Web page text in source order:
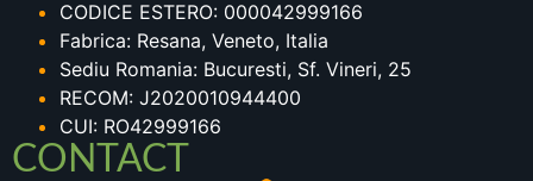
CODICE ESTERO: 000042999166
Fabrica: Resana, Veneto, Italia
Sediu Romania: Bucuresti, Sf. Vineri, 25
RECOM: J2020010944400
CUI: RO42999166
CONTACT